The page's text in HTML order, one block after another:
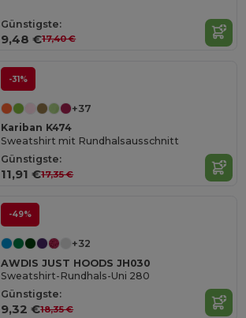
Günstigste:
9,48 €17,40 €
-31%
+37
Kariban K474
Sweatshirt mit Rundhalsausschnitt
Günstigste:
11,91 €17,35 €
-49%
+32
AWDIS JUST HOODS JH030
Sweatshirt-Rundhals-Uni 280
Günstigste:
9,32 €18,35 €